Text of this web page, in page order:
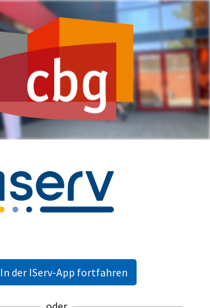
In der IServ-App fortfahren